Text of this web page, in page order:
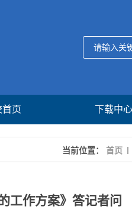
首页 下载中心
当前位置： 首页
工作方案》答记者问